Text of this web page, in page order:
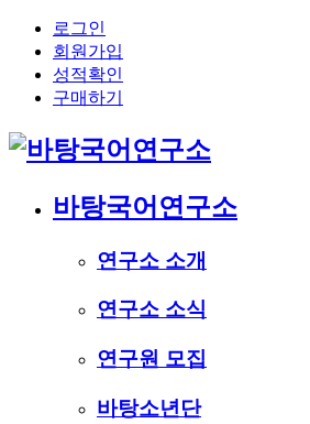
로그인
회원가입
성적확인
구매하기
바탕국어연구소
연구소 소개
연구소 소식
연구원 모집
바탕소년단